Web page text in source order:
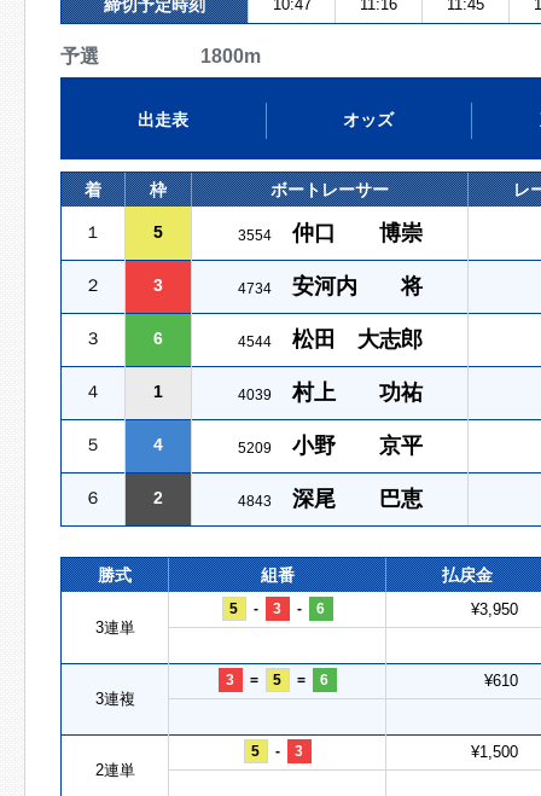
締切予定時刻 10:47 11:16 11:45
予選 1800m
出走表 オッズ
着 枠 ボートレーサー レ
１ 5 3554 仲口 博崇
２ 3 4734 安河内 将
３ 6 4544 松田 大志郎
４ 1 4039 村上 功祐
５ 4 5209 小野 京平
６ 2 4843 深尾 巴恵
勝式 組番 払戻金
3連単
5 - 3 - 6 ¥3,950
3連複
3 = 5 = 6 ¥610
2連単
5 - 3 ¥1,500